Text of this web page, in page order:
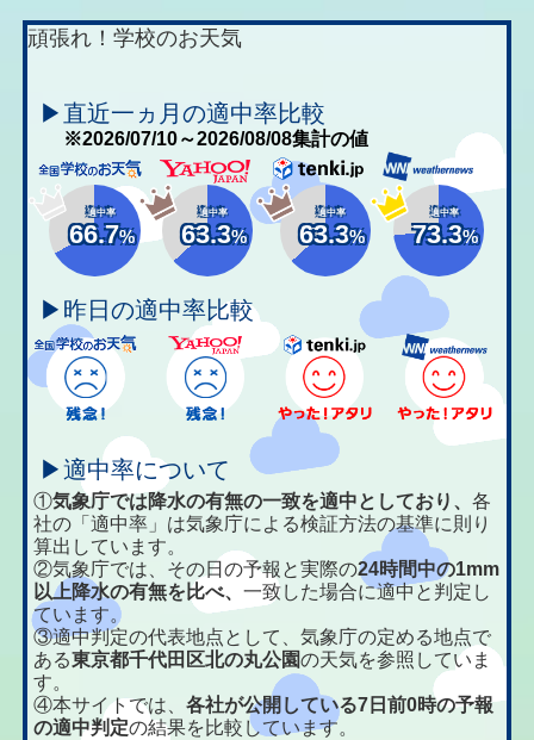
頑張れ！学校のお天気
▶直近一ヵ月の適中率比較
※2026/07/10～2026/08/08集計の値
適中率
66.7%
適中率
63.3%
適中率
63.3%
適中率
73.3%
▶昨日の適中率比較
▶適中率について
①気象庁では降水の有無の一致を適中としており、各
社の「適中率」は気象庁による検証方法の基準に則り
算出しています。
②気象庁では、その日の予報と実際の24時間中の1mm
以上降水の有無を比べ、一致した場合に適中と判定し
ています。
③適中判定の代表地点として、気象庁の定める地点で
ある東京都千代田区北の丸公園の天気を参照していま
す。
④本サイトでは、各社が公開している7日前0時の予報
の適中判定の結果を比較しています。